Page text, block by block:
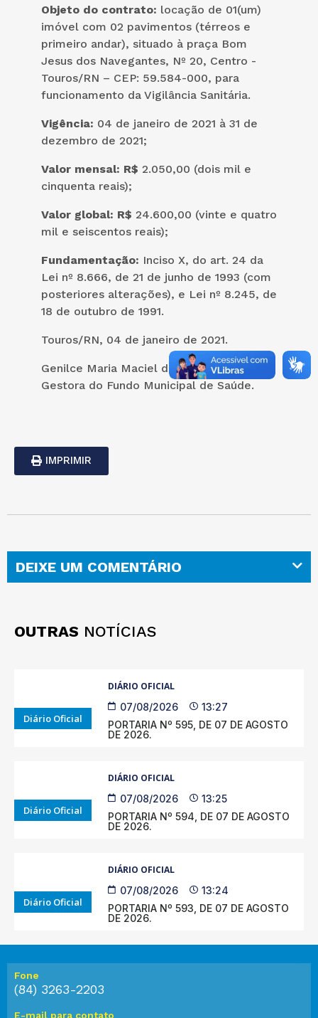
Objeto do contrato: locação de 01(um)
imóvel com 02 pavimentos (térreos e
primeiro andar), situado à praça Bom
Jesus dos Navegantes, Nº 20, Centro -
Touros/RN – CEP: 59.584-000, para
funcionamento da Vigilância Sanitária.
Vigência: 04 de janeiro de 2021 à 31 de
dezembro de 2021;
Valor mensal: R$ 2.050,00 (dois mil e
cinquenta reais);
Valor global: R$ 24.600,00 (vinte e quatro
mil e seiscentos reais);
Fundamentação: Inciso X, do art. 24 da
Lei nº 8.666, de 21 de junho de 1993 (com
posteriores alterações), e Lei nº 8.245, de
18 de outubro de 1991.
Touros/RN, 04 de janeiro de 2021.
Genilce Maria Maciel de Almeida –
Gestora do Fundo Municipal de Saúde.
IMPRIMIR
DEIXE UM COMENTÁRIO
OUTRAS NOTÍCIAS
Diário Oficial
DIÁRIO OFICIAL
07/08/2026
13:27
PORTARIA Nº 595, DE 07 DE AGOSTO
DE 2026.
Diário Oficial
DIÁRIO OFICIAL
07/08/2026
13:25
PORTARIA Nº 594, DE 07 DE AGOSTO
DE 2026.
Diário Oficial
DIÁRIO OFICIAL
07/08/2026
13:24
PORTARIA Nº 593, DE 07 DE AGOSTO
DE 2026.
Fone
(84) 3263-2203
E-mail para contato